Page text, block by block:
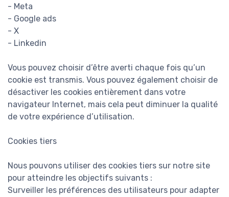
- Meta
- Google ads
- X
- Linkedin
Vous pouvez choisir d’être averti chaque fois qu’un
cookie est transmis. Vous pouvez également choisir de
désactiver les cookies entièrement dans votre
navigateur Internet, mais cela peut diminuer la qualité
de votre expérience d’utilisation.
Cookies tiers
Nous pouvons utiliser des cookies tiers sur notre site
pour atteindre les objectifs suivants :
Surveiller les préférences des utilisateurs pour adapter